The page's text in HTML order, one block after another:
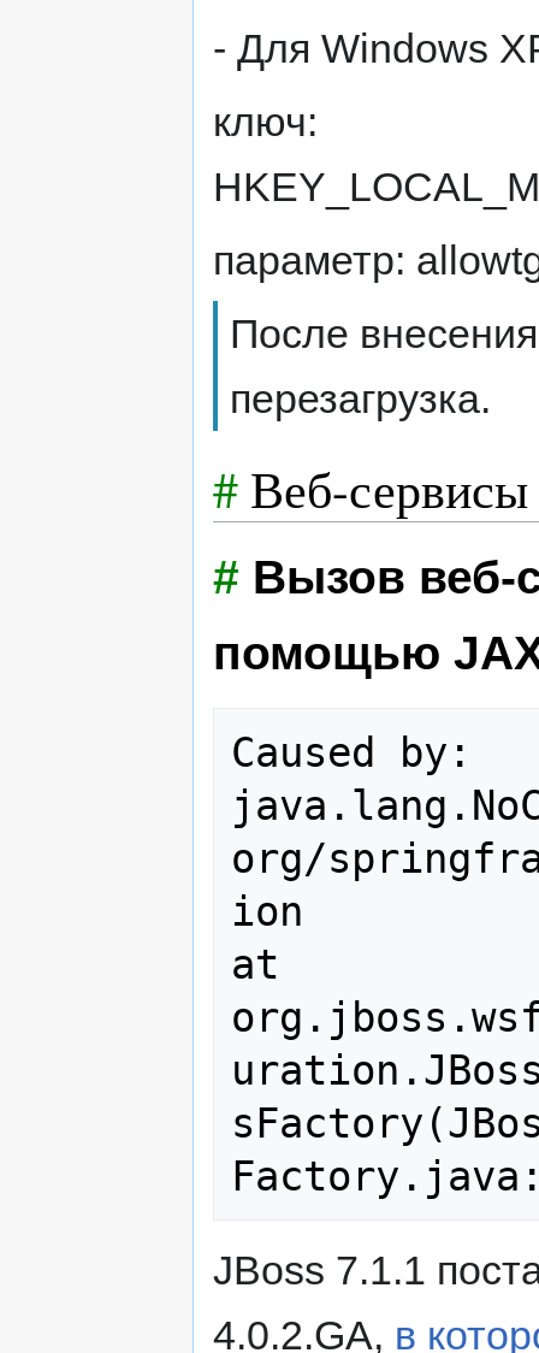
- Для Windows
ключ:
параметр:
После
перезагрузка.
#Веб-сервисы
# Вызов веб-
помощью
Caused by:
org/
ion
at
JBoss 7.1.1
4.0.2.GA, в